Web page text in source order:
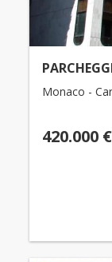
Monaco -
420.000 €